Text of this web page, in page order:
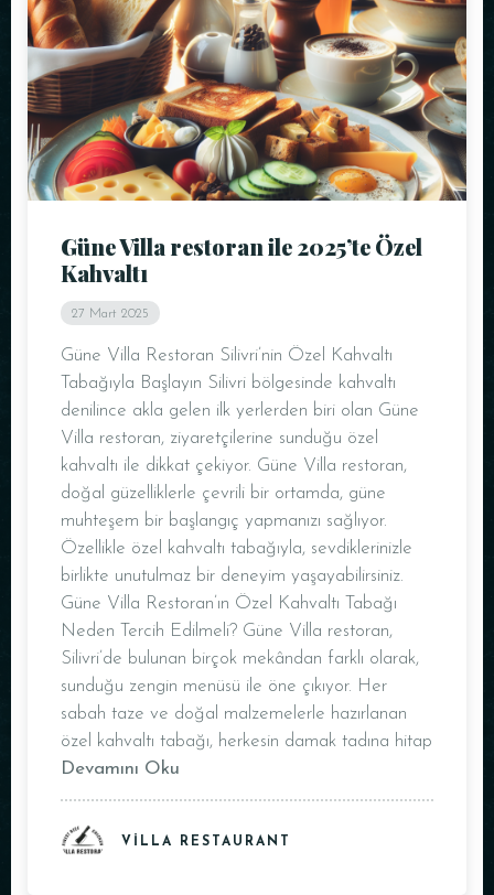
Güne Villa restoran ile 2025’te Özel
Kahvaltı
27 Mart 2025
Güne Villa Restoran Silivri’nin Özel Kahvaltı
Tabağıyla Başlayın Silivri bölgesinde kahvaltı
denilince akla gelen ilk yerlerden biri olan Güne
Villa restoran, ziyaretçilerine sunduğu özel
kahvaltı ile dikkat çekiyor. Güne Villa restoran,
doğal güzelliklerle çevrili bir ortamda, güne
muhteşem bir başlangıç yapmanızı sağlıyor.
Özellikle özel kahvaltı tabağıyla, sevdiklerinizle
birlikte unutulmaz bir deneyim yaşayabilirsiniz.
Güne Villa Restoran’ın Özel Kahvaltı Tabağı
Neden Tercih Edilmeli? Güne Villa restoran,
Silivri’de bulunan birçok mekândan farklı olarak,
sunduğu zengin menüsü ile öne çıkıyor. Her
sabah taze ve doğal malzemelerle hazırlanan
özel kahvaltı tabağı, herkesin damak tadına hitap
Devamını Oku
VILLA RESTAURANT
Masa Rezervasyonu
Kişi Sayısı
Saat